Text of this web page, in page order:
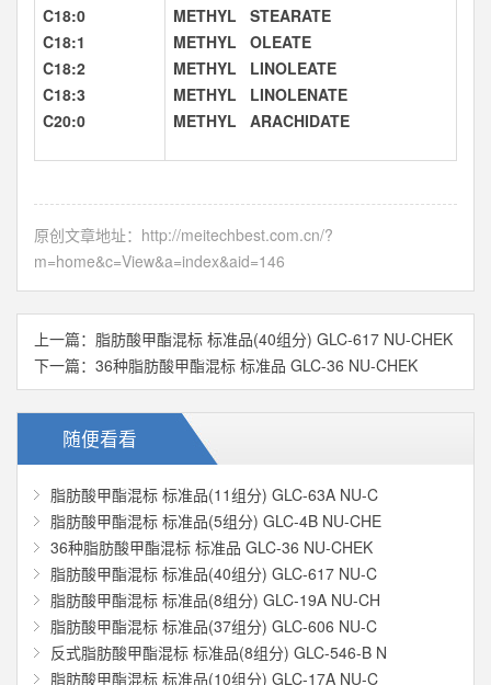
C18:0
C18:1
C18:2
C18:3
C20:0
METHYL STEARATE
METHYL OLEATE
METHYL LINOLEATE
METHYL LINOLENATE
METHYL ARACHIDATE
原创文章地址： http://meitechbest.com.cn/?
m=home&c=View&a=index&aid=146
上一篇： 脂肪酸甲酯混标 标准品(40组分) GLC-617 NU-CHEK
下一篇： 36种脂肪酸甲酯混标 标准品 GLC-36 NU-CHEK
随便看看
脂肪酸甲酯混标 标准品(11组分) GLC-63A NU-C
脂肪酸甲酯混标 标准品(5组分) GLC-4B NU-CHE
36种脂肪酸甲酯混标 标准品 GLC-36 NU-CHEK
脂肪酸甲酯混标 标准品(40组分) GLC-617 NU-C
脂肪酸甲酯混标 标准品(8组分) GLC-19A NU-CH
脂肪酸甲酯混标 标准品(37组分) GLC-606 NU-C
反式脂肪酸甲酯混标 标准品(8组分) GLC-546-B N
脂肪酸甲酯混标 标准品(10组分) GLC-17A NU-C